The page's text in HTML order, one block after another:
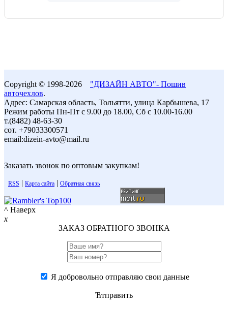
Copyright © 1998-2026 "ДИЗАЙН АВТО"- Пошив
авточехлов.
Адрес: Самарская область, Тольятти, улица Карбышева, 17
Режим работы Пн-Пт с 9.00 до 18.00, Сб с 10.00-16.00
т.(8482) 48-63-30
сот. +79033300571
email:dizein-avto@mail.ru
Заказать звонок по оптовым закупкам!
RSS | Карта сайта | Обратная связь
^ Наверх
x
ЗАКАЗ ОБРАТНОГО ЗВОНКА
Я добровольно отправляю свои данные
Ћтправить